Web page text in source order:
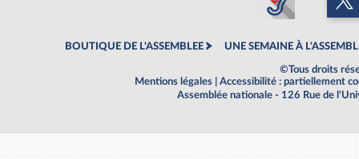
BOUTIQUE DE L'ASSEMBLEE UNE SEMAINE À
©Tous droits
Mentions légales
Accessibilité : partiellement
Assemblée nationale - 126 Rue de